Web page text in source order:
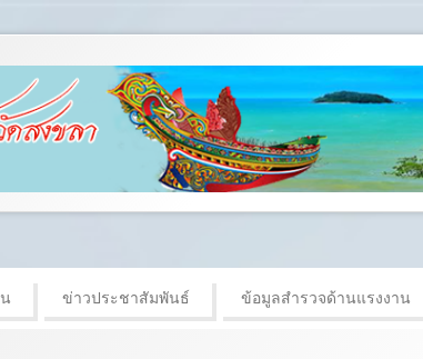
ข่าวประชาสัมพันธ์ ข้อมูลสำรวจด้านแรงงาน